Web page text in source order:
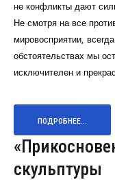
не конфликты дают
Не смотря на все
мировосприятии,
обстоятельствах мы
исключителен и
ПОДРОБНЕЕ...
скульптуры